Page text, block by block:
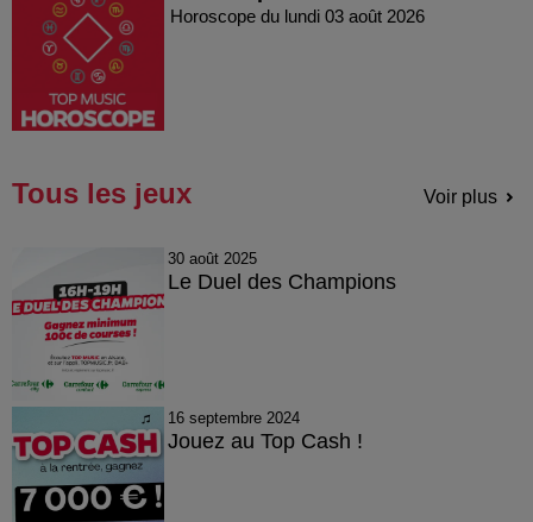
Horoscope du lundi 03 août 2026
Tous les jeux Voir plus
30 août 2025
Le Duel des Champions
16 septembre 2024
Jouez au Top Cash !